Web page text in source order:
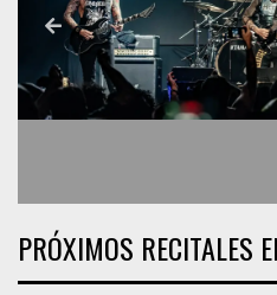
PRÓXIMOS RECITALES